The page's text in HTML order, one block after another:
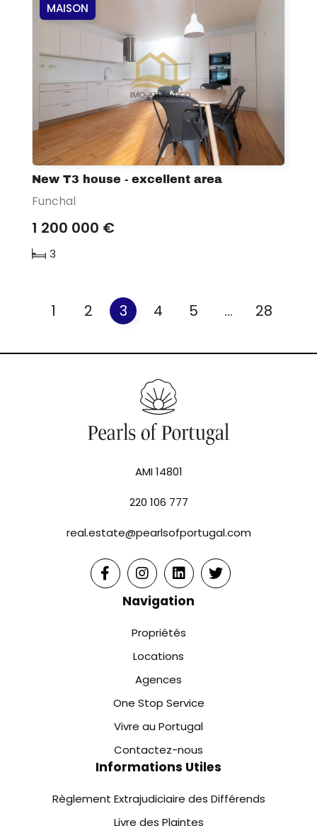
MAISON
New T3 house - excellent area
Funchal
1 200 000 €
3
1 2 3 4 5 ... 28
AMI 14801
220 106 777
real.estate@pearlsofportugal.com
Navigation
Propriétés
Locations
Agences
One Stop Service
Vivre au Portugal
Contactez-nous
Informations Utiles
Règlement Extrajudiciaire des Différends
Livre des Plaintes